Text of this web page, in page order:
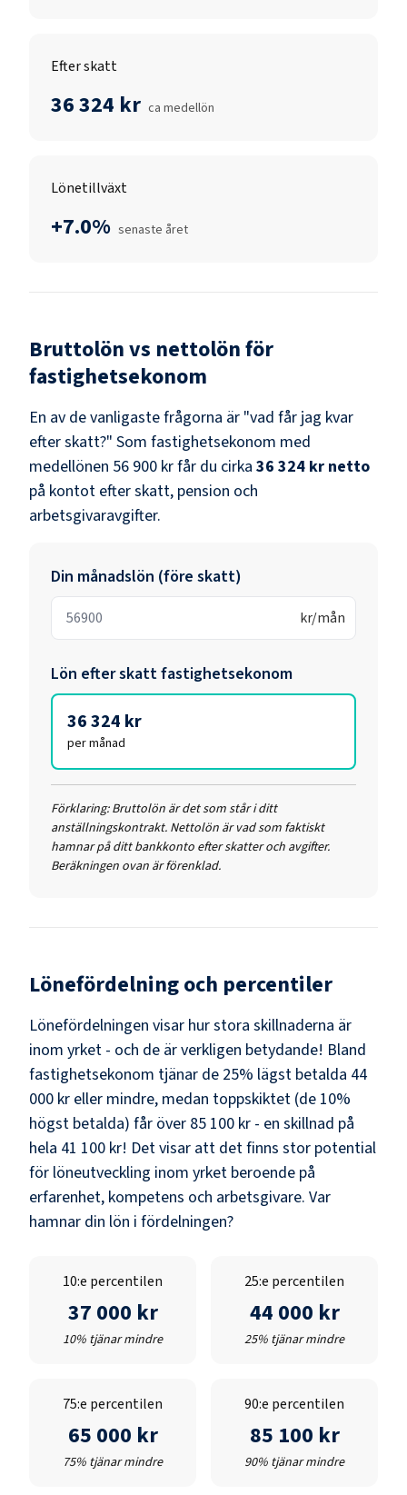
Efter skatt
36 324 kr ca medellön
Lönetillväxt
+7.0% senaste året
Bruttolön vs nettolön för
fastighetsekonom
En av de vanligaste frågorna är "vad får jag kvar
efter skatt?" Som fastighetsekonom med
medellönen 56 900 krfår du cirka 36 324 kr netto
på kontot efter skatt, pension och
arbetsgivaravgifter.
Din månadslön (före skatt)
kr/mån
Lön efter skattfastighetsekonom
36 324 kr
per månad
Förklaring: Bruttolön är det som står i ditt
anställningskontrakt. Nettolön är vad som faktiskt
hamnar på ditt bankkonto efter skatter och avgifter.
Beräkningen ovan är förenklad.
Lönefördelning och percentiler
Lönefördelningen visar hur stora skillnaderna är
inom yrket - och de är verkligen betydande! Bland
fastighetsekonom tjänar de 25% lägst betalda 44
000 kr eller mindre, medan toppskiktet (de 10%
högst betalda) får över 85 100 kr - en skillnad på
hela 41 100 kr! Det visar att det finns stor potential
för löneutveckling inom yrket beroende på
erfarenhet, kompetens och arbetsgivare. Var
hamnar din lön i fördelningen?
10:e percentilen
37 000 kr
10% tjänar mindre
25:e percentilen
44 000 kr
25% tjänar mindre
75:e percentilen
65 000 kr
75% tjänar mindre
90:e percentilen
85 100 kr
90% tjänar mindre